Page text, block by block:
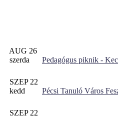
AUG 26
szerda
Pedagógus piknik -
SZEP 22
kedd
Pécsi Tanuló Város
SZEP 22